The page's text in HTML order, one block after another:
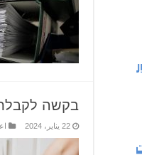
בקשה לקבלת
22 يناير، 2024